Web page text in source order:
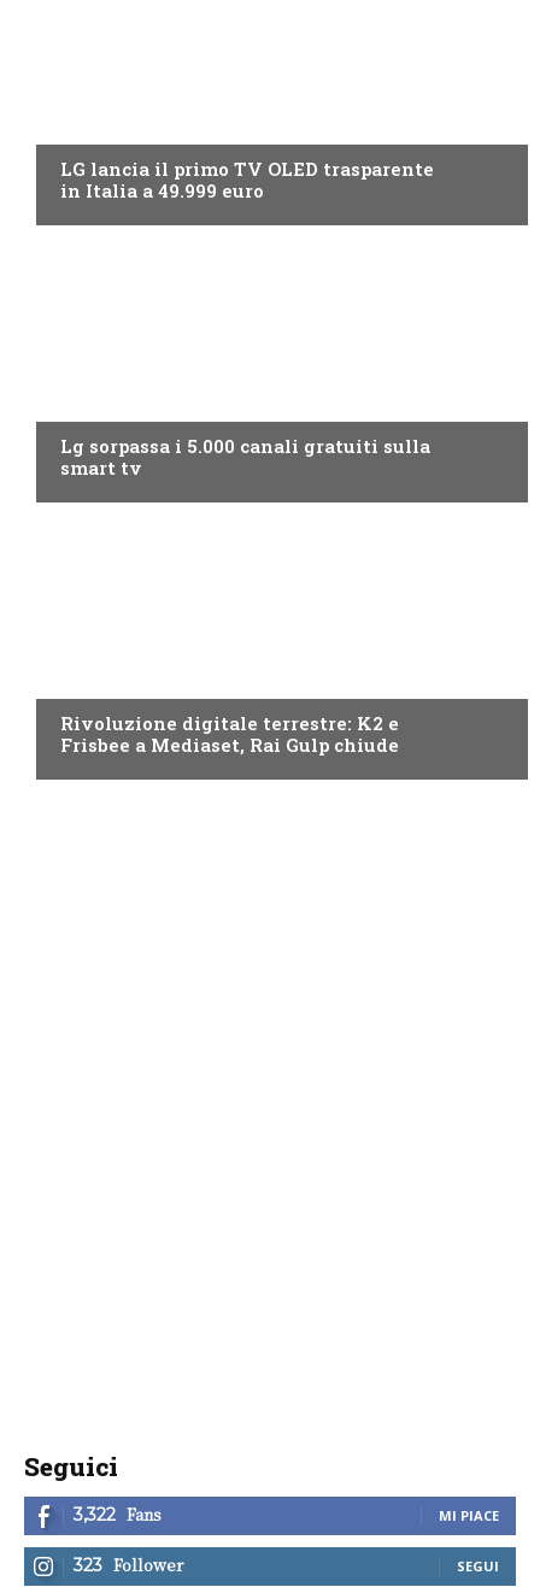
LG lancia il primo TV OLED trasparente
in Italia a 49.999 euro
Lg sorpassa i 5.000 canali gratuiti sulla
smart tv
Rivoluzione digitale terrestre: K2 e
Frisbee a Mediaset, Rai Gulp chiude
Seguici
3,322 Fans MI PIACE
323 Follower SEGUI